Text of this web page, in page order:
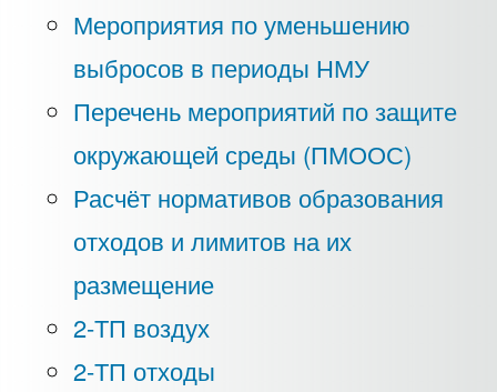
Мероприятия по уменьшению
выбросов в периоды НМУ
Перечень мероприятий по защите
окружающей среды (ПМООС)
Расчёт нормативов образования
отходов и лимитов на их
размещение
2-ТП воздух
2-ТП отходы